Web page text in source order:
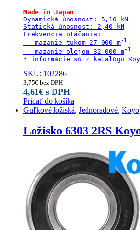
Dynamická únosnosť: 5,10 kN
Statická únosnosť: 2,40 kN
Frekvencia otáčania:
- mazanie tukom 27 000 m
- mazanie olejom 32 000 m
* informácie sú z katalógu
SKU: 102286
3,75€ bez DPH
4,61€ s DPH
Pridať do košíka
Guľkové ložiská, Jednoradové, Koyo,
Ložisko 6303 2RS